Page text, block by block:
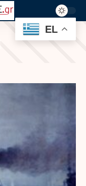
EL